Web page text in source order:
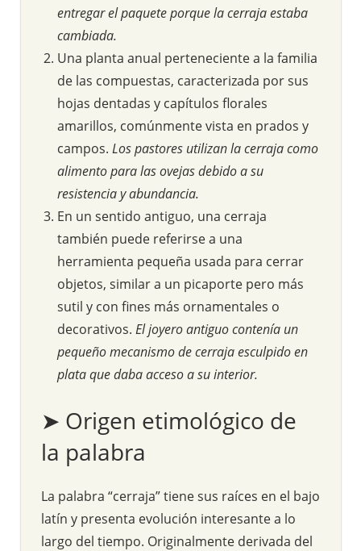
entregar el paquete porque la cerraja estaba
cambiada.
Una planta anual perteneciente a la familia
de las compuestas, caracterizada por sus
hojas dentadas y capítulos florales
amarillos, comúnmente vista en prados y
campos. Los pastores utilizan la cerraja como
alimento para las ovejas debido a su
resistencia y abundancia.
En un sentido antiguo, una cerraja
también puede referirse a una
herramienta pequeña usada para cerrar
objetos, similar a un picaporte pero más
sutil y con fines más ornamentales o
decorativos. El joyero antiguo contenía un
pequeño mecanismo de cerraja esculpido en
plata que daba acceso a su interior.
➤ Origen etimológico de
la palabra
La palabra “cerraja” tiene sus raíces en el bajo
latín y presenta evolución interesante a lo
largo del tiempo. Originalmente derivada del